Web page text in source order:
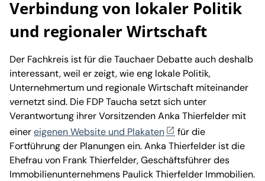
Verbindung von lokaler Politik
und regionaler Wirtschaft
Der Fachkreis ist für die Tauchaer Debatte auch deshalb
interessant, weil er zeigt, wie eng lokale Politik,
Unternehmertum und regionale Wirtschaft miteinander
vernetzt sind. Die FDP Taucha setzt sich unter
Verantwortung ihrer Vorsitzenden Anka Thierfelder mit
einereigenen Website und Plakaten
für die
Fortführung der Planungen ein. Anka Thierfelder ist die
Ehefrau von Frank Thierfelder, Geschäftsführer des
Immobilienunternehmens Paulick Thierfelder Immobilien.